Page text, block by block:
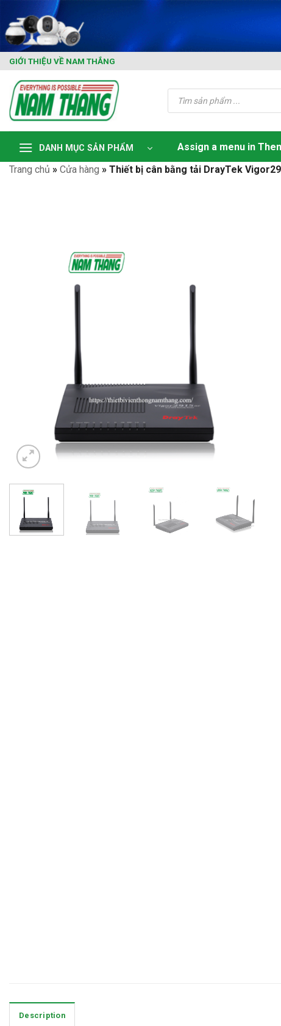
content
GIỚI THIỆU VỀ NAM THẮNG
Tìm
kiếm
phẩm
DANH MỤC SẢN PHẨM Assign a menu in
Trang chủ » Cửa hàng » Thiết bị cân bằng tải DrayTek
Description